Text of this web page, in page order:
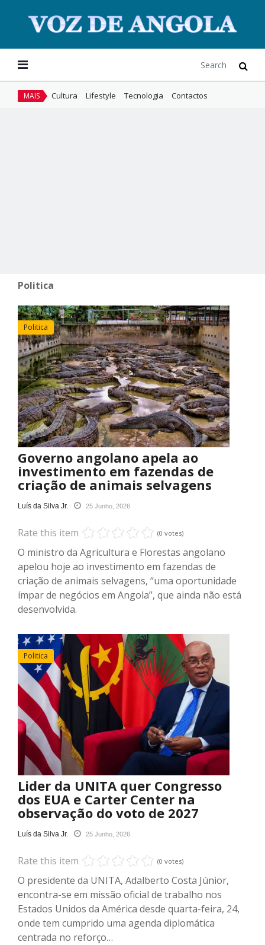
MAIS Cultura Lifestyle Tecnologia Contactos
Politica
Politica
Governo angolano apela ao
investimento em fazendas de
criação de animais selvagens
Luís da Silva Jr. 25 Junho, 2026
Rate this item (0 votes)
O ministro da Agricultura e Florestas angolano
apelou hoje ao investimento em fazendas de
criação de animais selvagens, “uma oportunidade
ímpar de negócios em Angola”, que ainda não está
desenvolvida.
Politica
Lider da UNITA quer Congresso
dos EUA e Carter Center na
observação do voto de 2027
Luís da Silva Jr. 25 Junho, 2026
Rate this item (0 votes)
O presidente da UNITA, Adalberto Costa Júnior,
encontra-se em missão oficial de trabalho nos
Estados Unidos da América desde quarta-feira, 24,
onde tem cumprido uma agenda diplomática
centrada no reforço…